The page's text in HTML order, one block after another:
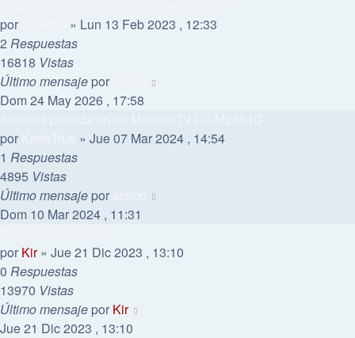
por
» Lun 13 Feb 2023 , 12:33
2 Respuestas
16818 Vistas
Último mensaje por
Dom 24 May 2026 , 17:58
por
» Jue 07 Mar 2024 , 14:54
1 Respuestas
4895 Vistas
Último mensaje por
Dom 10 Mar 2024 , 11:31
por Kir» Jue 21 Dic 2023 , 13:10
0 Respuestas
13970 Vistas
Último mensaje por Kir
Jue 21 Dic 2023 , 13:10